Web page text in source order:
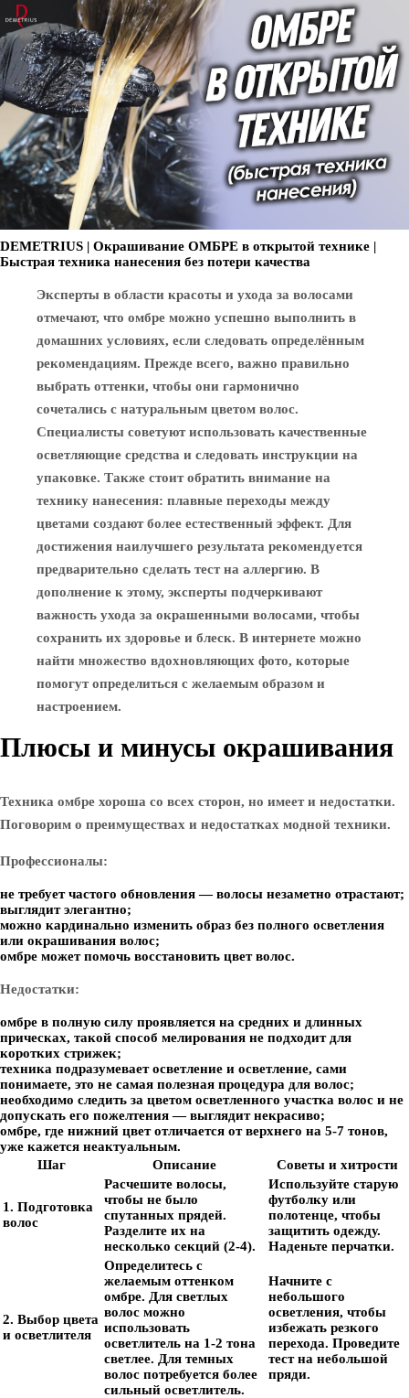
DEMETRIUS | Окрашивание ОМБРЕ в открытой технике |
Быстрая техника нанесения без потери качества
Эксперты в области красоты и ухода за волосами
отмечают, что омбре можно успешно выполнить в
домашних условиях, если следовать определённым
рекомендациям. Прежде всего, важно правильно
выбрать оттенки, чтобы они гармонично
сочетались с натуральным цветом волос.
Специалисты советуют использовать качественные
осветляющие средства и следовать инструкции на
упаковке. Также стоит обратить внимание на
технику нанесения: плавные переходы между
цветами создают более естественный эффект. Для
достижения наилучшего результата рекомендуется
предварительно сделать тест на аллергию. В
дополнение к этому, эксперты подчеркивают
важность ухода за окрашенными волосами, чтобы
сохранить их здоровье и блеск. В интернете можно
найти множество вдохновляющих фото, которые
помогут определиться с желаемым образом и
настроением.
Плюсы и минусы окрашивания
Техника омбре хороша со всех сторон, но имеет и недостатки.
Поговорим о преимуществах и недостатках модной техники.
Профессионалы:
не требует частого обновления — волосы незаметно отрастают;
выглядит элегантно;
можно кардинально изменить образ без полного осветления
или окрашивания волос;
омбре может помочь восстановить цвет волос.
Недостатки:
омбре в полную силу проявляется на средних и длинных
прическах, такой способ мелирования не подходит для
коротких стрижек;
техника подразумевает осветление и осветление, сами
понимаете, это не самая полезная процедура для волос;
необходимо следить за цветом осветленного участка волос и не
допускать его пожелтения — выглядит некрасиво;
омбре, где нижний цвет отличается от верхнего на 5-7 тонов,
уже кажется неактуальным.
Шаг
Описание Советы и хитрости
1. Подготовка
волос
Расчешите волосы,
чтобы не было
спутанных прядей.
Разделите их на
несколько секций (2-4).
Используйте старую
футболку или
полотенце, чтобы
защитить одежду.
Наденьте перчатки.
2. Выбор цвета
и осветлителя
Определитесь с
желаемым оттенком
омбре. Для светлых
волос можно
использовать
осветлитель на 1-2 тона
светлее. Для темных
волос потребуется более
сильный осветлитель.
Начните с
небольшого
осветления, чтобы
избежать резкого
перехода. Проведите
тест на небольшой
пряди.